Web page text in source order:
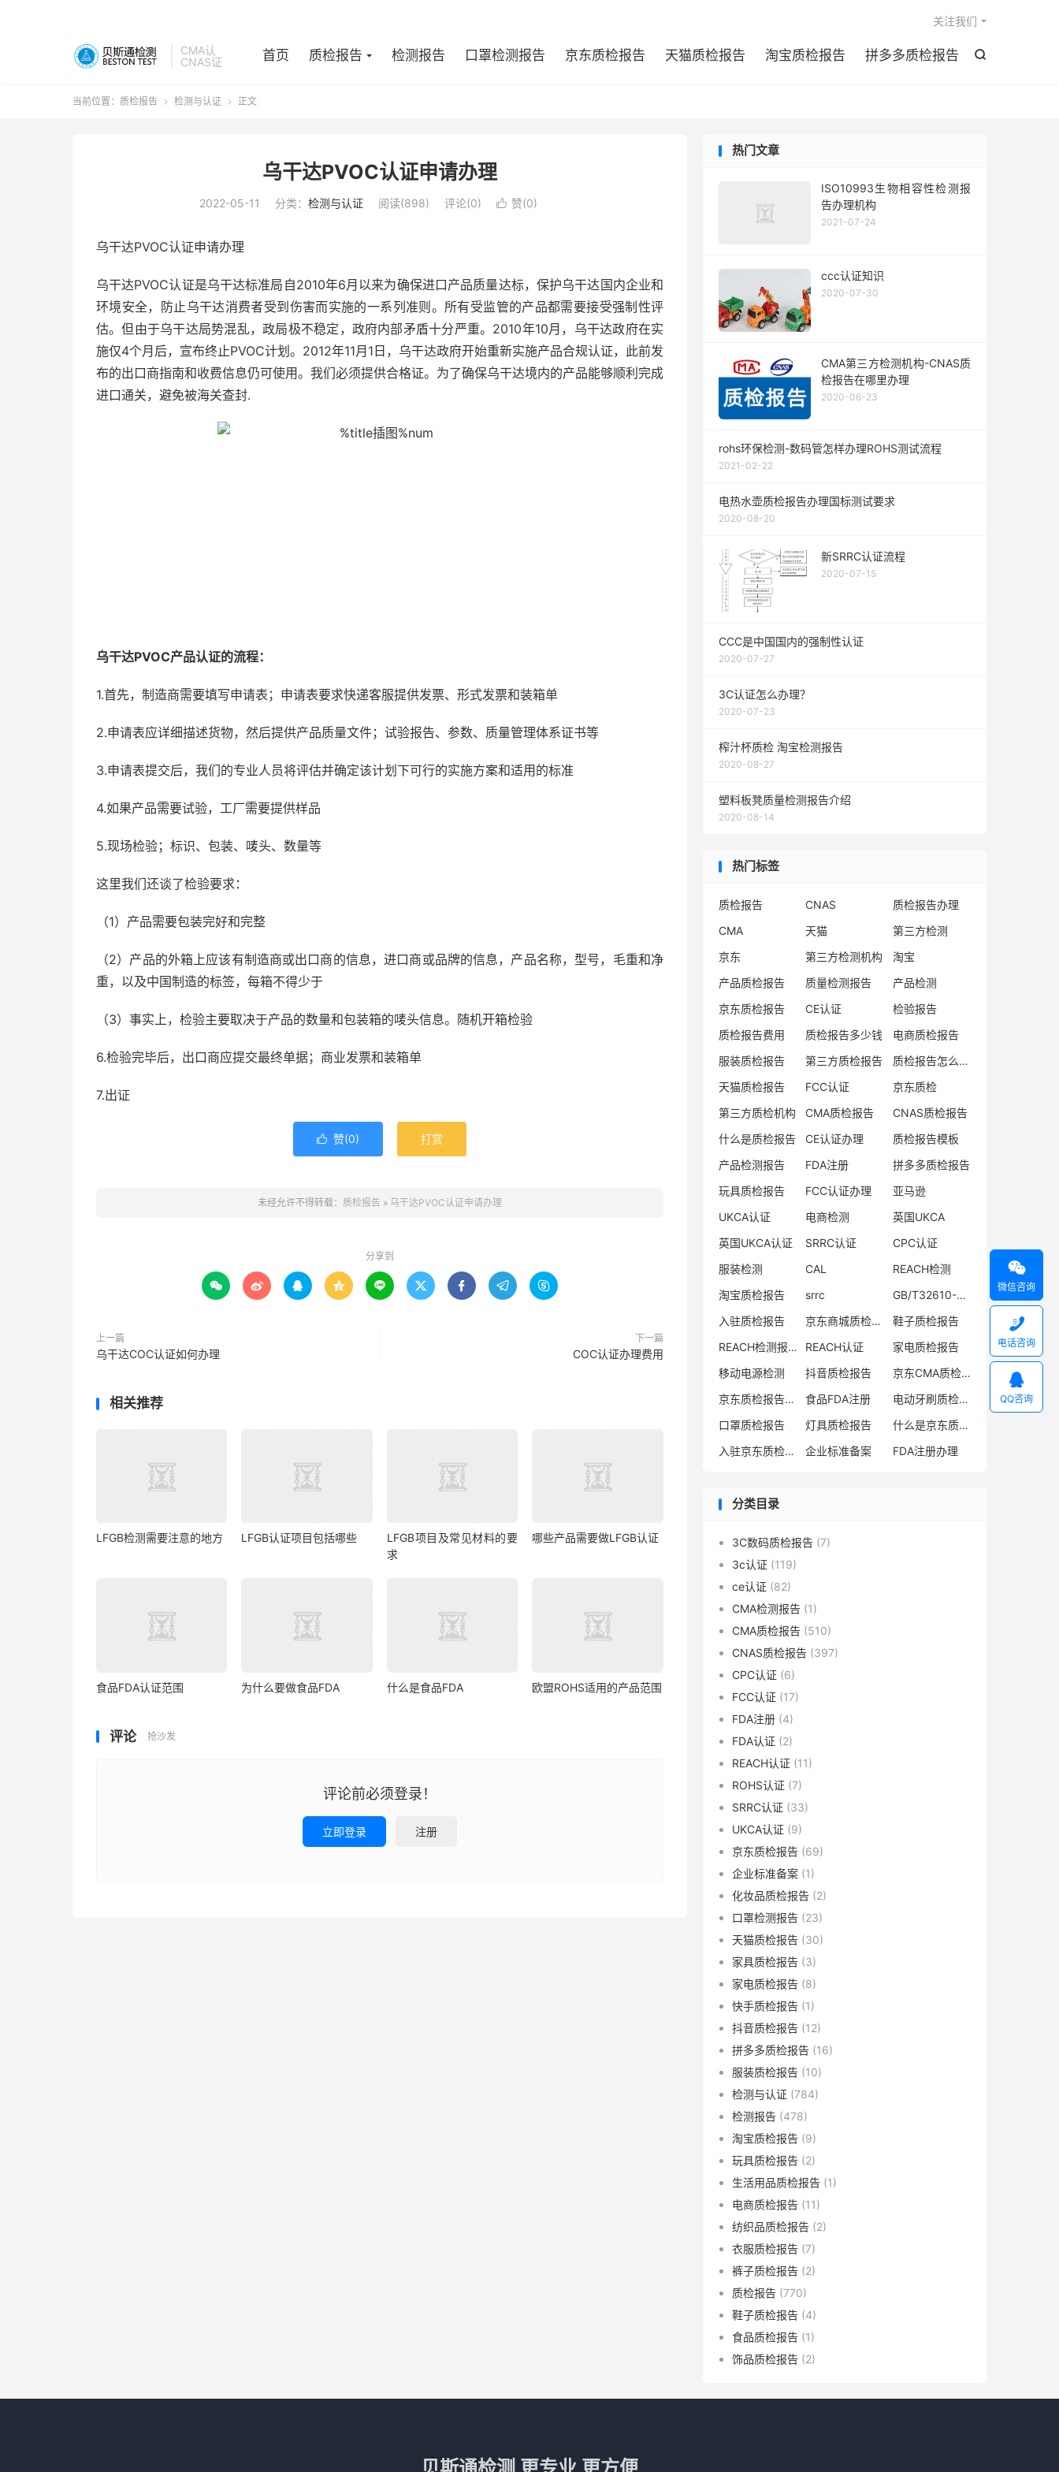
CMA认
CNAS证

首页 质检报告 检测报告 口罩检测报告 京东质检报告 天猫质检报告 淘宝质检报告 拼多多质检报告
关注我们
当前位置： 质检报告  检测与认证  正文
乌干达PVOC认证申请办理
2022-05-11 分类： 检测与认证 阅读(898) 评论(0)  赞(0)
乌干达PVOC认证申请办理
乌干达PVOC认证是乌干达标准局自2010年6月以来为确保进口产品质量达标，保护乌干达国内企业和
环境安全，防止乌干达消费者受到伤害而实施的一系列准则。所有受监管的产品都需要接受强制性评
估。但由于乌干达局势混乱，政局极不稳定，政府内部矛盾十分严重。2010年10月，乌干达政府在实
施仅4个月后，宣布终止PVOC计划。2012年11月1日，乌干达政府开始重新实施产品合规认证，此前发
布的出口商指南和收费信息仍可使用。我们必须提供合格证。为了确保乌干达境内的产品能够顺利完成
进口通关，避免被海关查封.
乌干达PVOC产品认证的流程：
1.首先，制造商需要填写申请表；申请表要求快递客服提供发票、形式发票和装箱单
2.申请表应详细描述货物，然后提供产品质量文件；试验报告、参数、质量管理体系证书等
3.申请表提交后，我们的专业人员将评估并确定该计划下可行的实施方案和适用的标准
4.如果产品需要试验，工厂需要提供样品
5.现场检验；标识、包装、唛头、数量等
这里我们还谈了检验要求：
（1）产品需要包装完好和完整
（2）产品的外箱上应该有制造商或出口商的信息，进口商或品牌的信息，产品名称，型号，毛重和净
重，以及中国制造的标签，每箱不得少于
（3）事实上，检验主要取决于产品的数量和包装箱的唛头信息。随机开箱检验
6.检验完毕后，出口商应提交最终单据；商业发票和装箱单
7.出证
 赞(0) 打赏
未经允许不得转载： 质检报告 » 乌干达PVOC认证申请办理
分享到
        
上一篇
乌干达COC认证如何办理
下一篇
COC认证办理费用
相关推荐
LFGB检测需要注意的地方 LFGB认证项目包括哪些
LFGB项目及常见材料的要
求
哪些产品需要做LFGB认证
食品FDA认证范围 为什么要做食品FDA 什么是食品FDA 欧盟ROHS适用的产品范围
评论 抢沙发
评论前必须登录！
立即登录 注册
热门文章
ISO10993生物相容性检测报
告办理机构
2021-07-24
ccc认证知识
2020-07-30
CMA第三方检测机构-CNAS质
检报告在哪里办理
2020-06-23
rohs环保检测-数码管怎样办理ROHS测试流程
2021-02-22
电热水壶质检报告办理国标测试要求
2020-08-20
新SRRC认证流程
2020-07-15
CCC是中国国内的强制性认证
2020-07-27
3C认证怎么办理？
2020-07-23
榨汁杯质检 淘宝检测报告
2020-08-27
塑料板凳质量检测报告介绍
2020-08-14
热门标签
质检报告 CNAS
质检报告办理
CMA
天猫
第三方检测
京东
第三方检测机构
淘宝
产品质检报告
质量检测报告
产品检测
京东质检报告
CE认证
检验报告
质检报告费用
质检报告多少钱
电商质检报告
服装质检报告
第三方质检报告
质检报告怎么办理
天猫质检报告
FCC认证
京东质检
第三方质检机构
CMA质检报告
CNAS质检报告
什么是质检报告
CE认证办理
质检报告模板
产品检测报告
FDA注册
拼多多质检报告
玩具质检报告
FCC认证办理
亚马逊
UKCA认证
电商检测
英国UKCA
英国UKCA认证
SRRC认证
CPC认证
服装检测
CAL
REACH检测
淘宝质检报告
srrc
GB/T32610-2016
入驻质检报告
京东商城质检报告
鞋子质检报告
REACH检测报告
REACH认证
家电质检报告
移动电源检测
抖音质检报告
京东CMA质检报告
京东质检报告办理
食品FDA注册
电动牙刷质检报告
口罩质检报告
灯具质检报告
什么是京东质检报告
入驻京东质检报告
企业标准备案 FDA注册办理
分类目录
3C数码质检报告 (7)
3c认证 (119)
ce认证 (82)
CMA检测报告 (1)
CMA质检报告 (510)
CNAS质检报告 (397)
CPC认证 (6)
FCC认证 (17)
FDA注册 (4)
FDA认证 (2)
REACH认证 (11)
ROHS认证 (7)
SRRC认证 (33)
UKCA认证 (9)
京东质检报告 (69)
企业标准备案 (1)
化妆品质检报告 (2)
口罩检测报告 (23)
天猫质检报告 (30)
家具质检报告 (3)
家电质检报告 (8)
快手质检报告 (1)
抖音质检报告 (12)
拼多多质检报告 (16)
服装质检报告 (10)
检测与认证 (784)
检测报告 (478)
淘宝质检报告 (9)
玩具质检报告 (2)
生活用品质检报告 (1)
电商质检报告 (11)
纺织品质检报告 (2)
衣服质检报告 (7)
裤子质检报告 (2)
质检报告 (770)
鞋子质检报告 (4)
食品质检报告 (1)
饰品质检报告 (2)

微信咨询

电话咨询

QQ咨询